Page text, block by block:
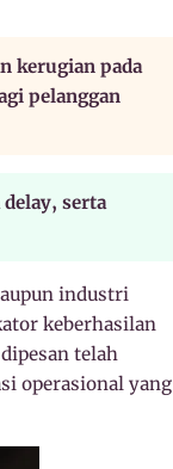
kerugian pada
pelanggan
serta
industri
keberhasilan
telah
operasional yang